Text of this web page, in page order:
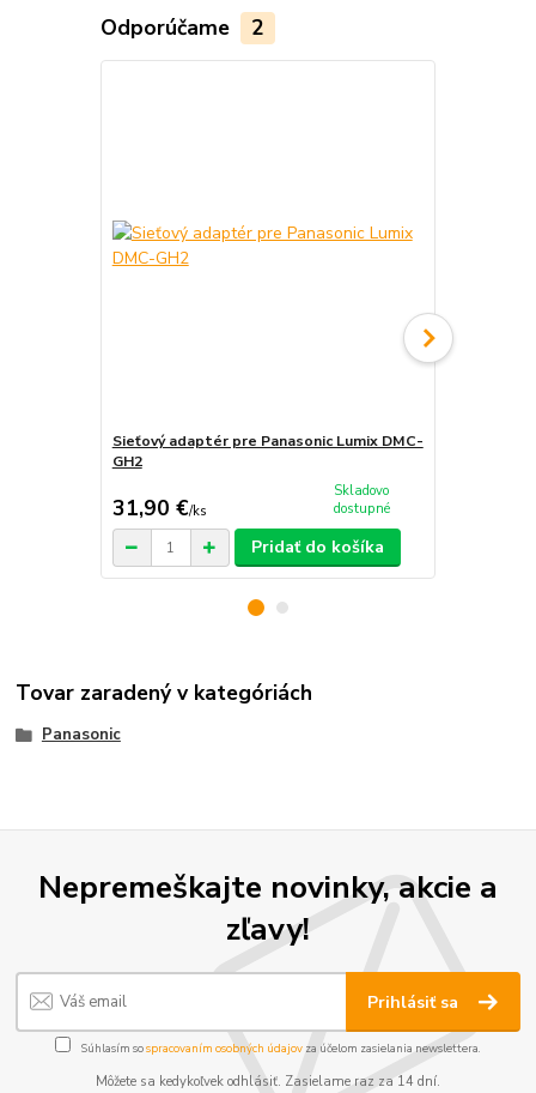
Odporúčame 2
Sieťový adaptér pre Panasonic Lumix DMC-
GH2
31,90 €/ks
Skladovo
dostupné
Pridať do košíka
Tovar zaradený v kategóriách
Panasonic
Nepremeškajte novinky, akcie a
zľavy!
Prihlásiť sa
Súhlasím sospracovaním osobných údajov za účelom zasielania newslettera.
Môžete sa kedykoľvek odhlásiť. Zasielame raz za 14 dní.